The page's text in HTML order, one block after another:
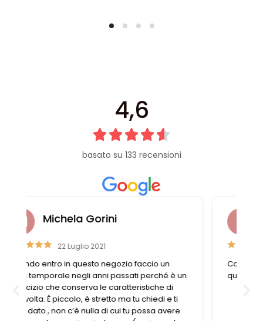
4,6
basato su 133 recensioni
Liviana Antolini
15 Settembre 2023
Competenza e gentilezza caratterizzano
questo negozio fornitissimo nel suo genere.